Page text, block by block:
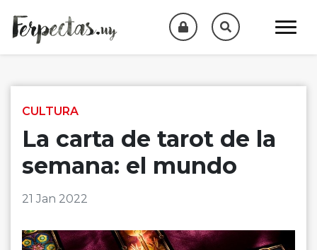
CULTURA
La carta de tarot de la
semana: el mundo
21 Jan 2022